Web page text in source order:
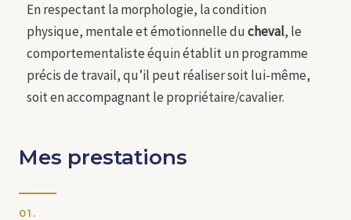
En respectant la morphologie, la condition
physique, mentale et émotionnelle ducheval, le
comportementaliste équin établit un programme
précis de travail, qu’il peut réaliser soit lui-même,
soit en accompagnant le propriétaire/cavalier.
Mes prestations
01.